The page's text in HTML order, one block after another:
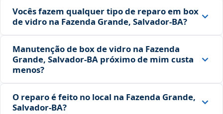
Vocês fazem qualquer tipo de reparo em box
de vidro na Fazenda Grande, Salvador‑BA?
Manutenção de box de vidro na Fazenda
Grande, Salvador‑BA próximo de mim custa
menos?
O reparo é feito no local na Fazenda Grande,
Salvador‑BA?